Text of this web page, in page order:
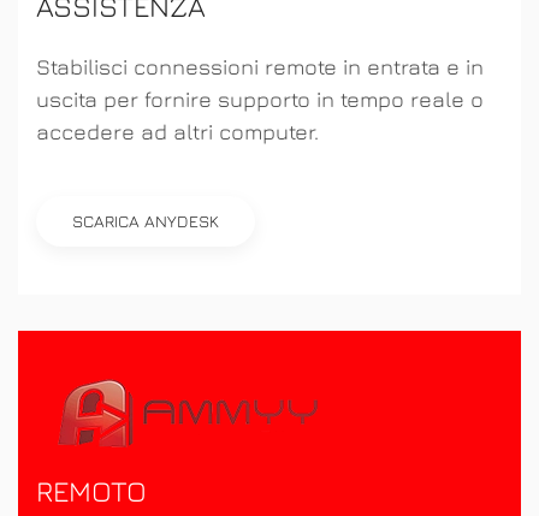
Stabilisci connessioni remote in entrata e in
uscita per fornire supporto in tempo reale o
accedere ad altri computer.
SCARICA ANYDESK
REMOTO